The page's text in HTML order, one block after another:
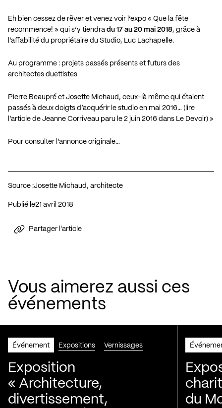
Eh bien cessez de rêver et venez voir l’expo « Que la fête
recommence! » qui s’y tiendra du 17 au 20 mai 2018, grâce à
l’affabilité du propriétaire du Studio, Luc Lachapelle.
Au programme : projets passés présents et futurs des
architectes duettistes
Pierre Beaupré et Josette Michaud, ceux-là même qui étaient
passés à deux doigts d’acquérir le studio en mai 2016… ( lire
l’article de Jeanne Corriveau paru le 2 juin 2016 dans Le Devoir) »
Pour consulter l’annonce originale…
Source :Josette Michaud, architecte
Publié le 21 avril 2018
Partager l'article
Vous aimerez aussi ces
événements
Événement Expositions Vernissages
Exposition
« Architecture,
divertissement,
du